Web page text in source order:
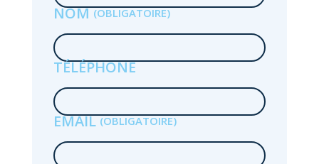
NOM
TÉLÉPHONE
EMAIL